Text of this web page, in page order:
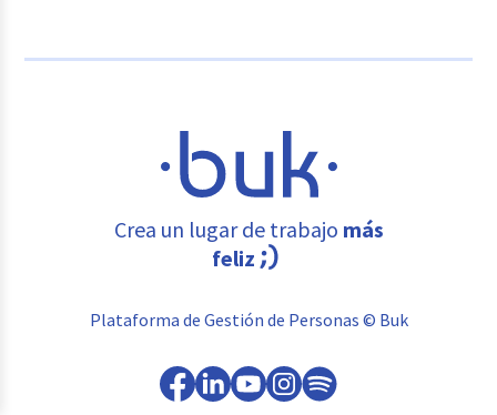
Crea un lugar de trabajo más
feliz
Plataforma de Gestión de Personas © Buk